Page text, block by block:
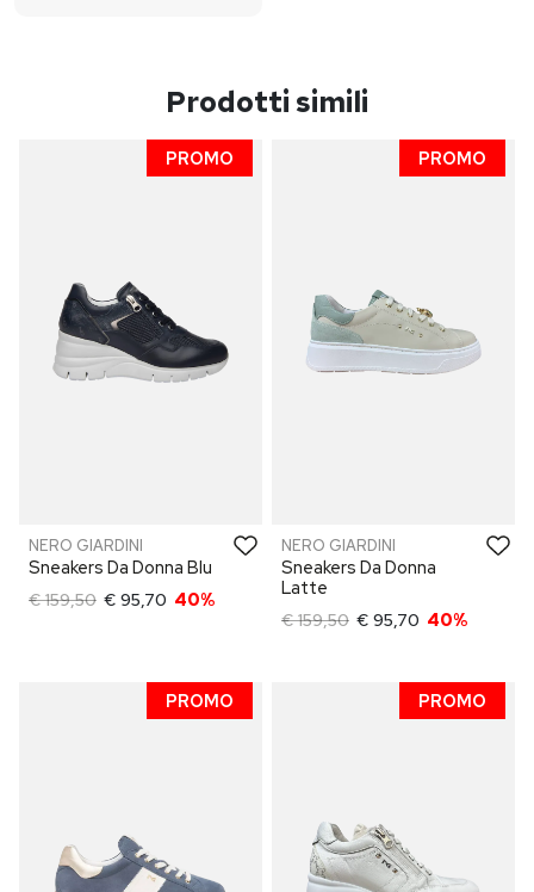
Prodotti simili
PROMO
NERO GIARDINI
Sneakers Da Donna Blu
€ 159,50 € 95,70 40%
PROMO
NERO GIARDINI
Sneakers Da Donna
Latte
€ 159,50 € 95,70 40%
PROMO PROMO